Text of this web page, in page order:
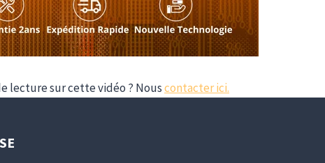
lecture sur cette vidéo ? Nouscontacter ici.